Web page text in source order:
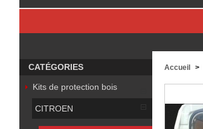
CATÉGORIES
Kits de protection bois
CITROEN
Accueil >